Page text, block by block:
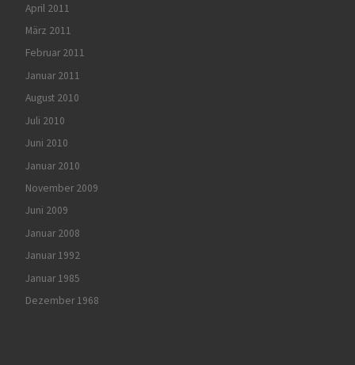
April 2011
März 2011
Februar 2011
Januar 2011
August 2010
Juli 2010
Juni 2010
Januar 2010
November 2009
Juni 2009
Januar 2008
Januar 1992
Januar 1985
Dezember 1968